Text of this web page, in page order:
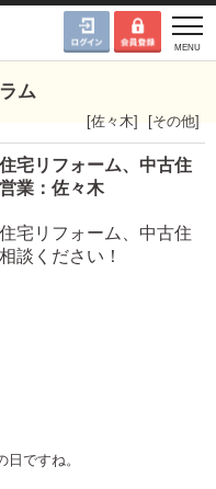
ム
[佐々木] [その他]
宅リフォーム、中古住
業：佐々木
宅リフォーム、中古住
談ください！
ですね。